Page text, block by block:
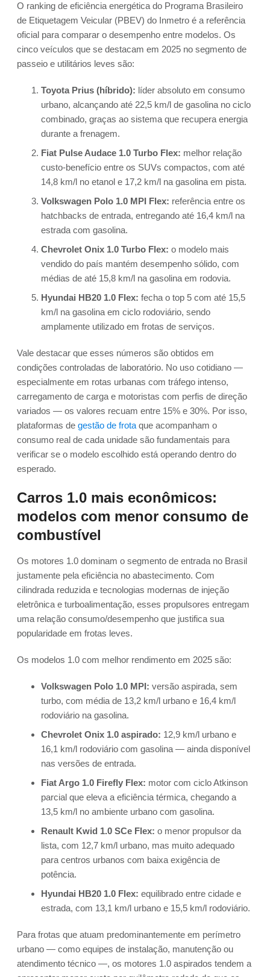
O ranking de eficiência energética do Programa Brasileiro
de Etiquetagem Veicular (PBEV) do Inmetro é a referência
oficial para comparar o desempenho entre modelos. Os
cinco veículos que se destacam em 2025 no segmento de
passeio e utilitários leves são:
Toyota Prius (híbrido): líder absoluto em consumo
urbano, alcançando até 22,5 km/l de gasolina no ciclo
combinado, graças ao sistema que recupera energia
durante a frenagem.
Fiat Pulse Audace 1.0 Turbo Flex: melhor relação
custo-benefício entre os SUVs compactos, com até
14,8 km/l no etanol e 17,2 km/l na gasolina em pista.
Volkswagen Polo 1.0 MPI Flex: referência entre os
hatchbacks de entrada, entregando até 16,4 km/l na
estrada com gasolina.
Chevrolet Onix 1.0 Turbo Flex: o modelo mais
vendido do país mantém desempenho sólido, com
médias de até 15,8 km/l na gasolina em rodovia.
Hyundai HB20 1.0 Flex: fecha o top 5 com até 15,5
km/l na gasolina em ciclo rodoviário, sendo
amplamente utilizado em frotas de serviços.
Vale destacar que esses números são obtidos em
condições controladas de laboratório. No uso cotidiano —
especialmente em rotas urbanas com tráfego intenso,
carregamento de carga e motoristas com perfis de direção
variados — os valores recuam entre 15% e 30%. Por isso,
plataformas de gestão de frota que acompanham o
consumo real de cada unidade são fundamentais para
verificar se o modelo escolhido está operando dentro do
esperado.
Carros 1.0 mais econômicos:
modelos com menor consumo de
combustível
Os motores 1.0 dominam o segmento de entrada no Brasil
justamente pela eficiência no abastecimento. Com
cilindrada reduzida e tecnologias modernas de injeção
eletrônica e turboalimentação, esses propulsores entregam
uma relação consumo/desempenho que justifica sua
popularidade em frotas leves.
Os modelos 1.0 com melhor rendimento em 2025 são:
Volkswagen Polo 1.0 MPI: versão aspirada, sem
turbo, com média de 13,2 km/l urbano e 16,4 km/l
rodoviário na gasolina.
Chevrolet Onix 1.0 aspirado: 12,9 km/l urbano e
16,1 km/l rodoviário com gasolina — ainda disponível
nas versões de entrada.
Fiat Argo 1.0 Firefly Flex: motor com ciclo Atkinson
parcial que eleva a eficiência térmica, chegando a
13,5 km/l no ambiente urbano com gasolina.
Renault Kwid 1.0 SCe Flex: o menor propulsor da
lista, com 12,7 km/l urbano, mas muito adequado
para centros urbanos com baixa exigência de
potência.
Hyundai HB20 1.0 Flex: equilibrado entre cidade e
estrada, com 13,1 km/l urbano e 15,5 km/l rodoviário.
Para frotas que atuam predominantemente em perímetro
urbano — como equipes de instalação, manutenção ou
atendimento técnico —, os motores 1.0 aspirados tendem a